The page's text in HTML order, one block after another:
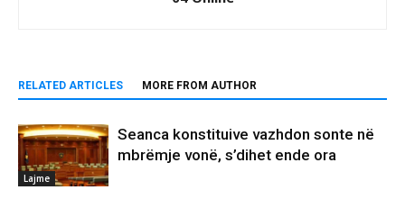
RELATED ARTICLES MORE FROM AUTHOR
Lajme
Seanca konstituive vazhdon sonte në
mbrëmje vonë, s’dihet ende ora